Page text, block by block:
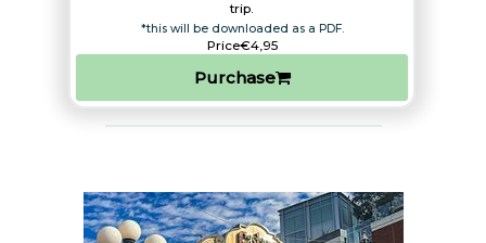
trip.​
*this will be downloaded as a PDF.
Price€4,95
Purchase